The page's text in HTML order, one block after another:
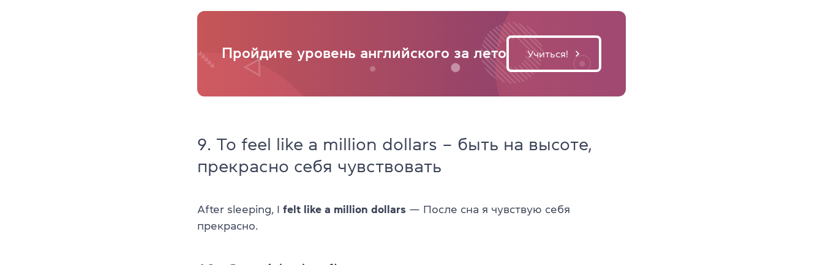
Пройдите уровень английского за лето Учиться!
9. To feel like a million dollars – быть на высоте,
прекрасно себя чувствовать
After sleeping, I felt like a million dollars — После сна я чувствую себя
прекрасно.